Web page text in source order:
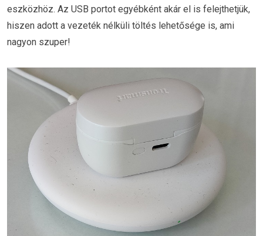
eszközhöz. Az USB portot egyébként akár el is felejthetjük,
hiszen adott a vezeték nélküli töltés lehetősége is, ami
nagyon szuper!